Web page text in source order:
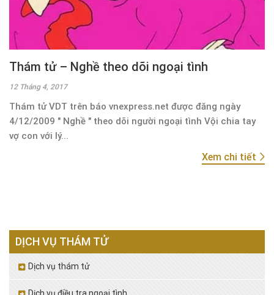
Thám tử – Nghề theo dõi ngoại tình
12 Tháng 4, 2017
Thám tử VDT trên báo vnexpress.net được đăng ngày
4/12/2009 " Nghề " theo dõi người ngoại tình Vội chia tay
vợ con với lý...
Xem chi tiết
DỊCH VỤ THÁM TỬ
Dịch vụ thám tử